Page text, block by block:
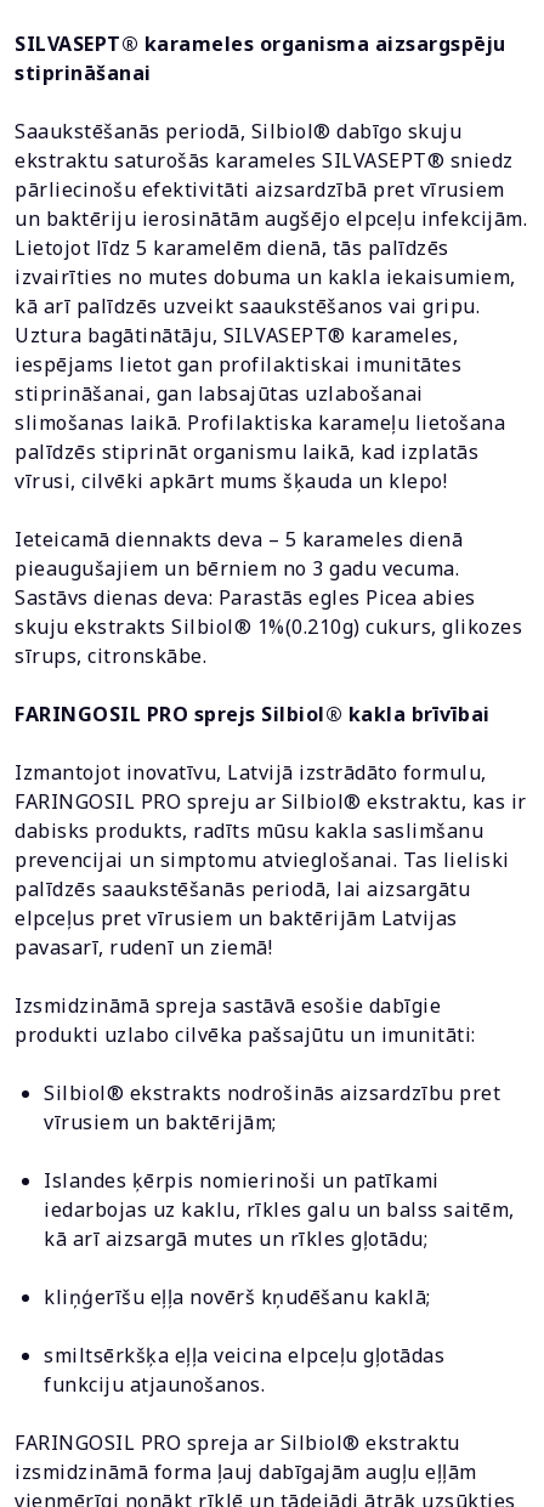
SILVASEPT® karameles organisma aizsargspēju
stiprināšanai
Saaukstēšanās periodā, Silbiol® dabīgo skuju
ekstraktu saturošās karameles SILVASEPT® sniedz
pārliecinošu efektivitāti aizsardzībā pret vīrusiem
un baktēriju ierosinātām augšējo elpceļu infekcijām.
Lietojot līdz 5 karamelēm dienā, tās palīdzēs
izvairīties no mutes dobuma un kakla iekaisumiem,
kā arī palīdzēs uzveikt saaukstēšanos vai gripu.
Uztura bagātinātāju, SILVASEPT® karameles,
iespējams lietot gan profilaktiskai imunitātes
stiprināšanai, gan labsajūtas uzlabošanai
slimošanas laikā. Profilaktiska karameļu lietošana
palīdzēs stiprināt organismu laikā, kad izplatās
vīrusi, cilvēki apkārt mums šķauda un klepo!
Ieteicamā diennakts deva – 5 karameles dienā
pieaugušajiem un bērniem no 3 gadu vecuma.
Sastāvs dienas deva: Parastās egles Picea abies
skuju ekstrakts Silbiol® 1%(0.210g) cukurs, glikozes
sīrups, citronskābe.
FARINGOSIL PRO sprejs Silbiol® kakla brīvībai
Izmantojot inovatīvu, Latvijā izstrādāto formulu,
FARINGOSIL PRO spreju ar Silbiol® ekstraktu, kas ir
dabisks produkts, radīts mūsu kakla saslimšanu
prevencijai un simptomu atvieglošanai. Tas lieliski
palīdzēs saaukstēšanās periodā, lai aizsargātu
elpceļus pret vīrusiem un baktērijām Latvijas
pavasarī, rudenī un ziemā!
Izsmidzināmā spreja sastāvā esošie dabīgie
produkti uzlabo cilvēka pašsajūtu un imunitāti:
Silbiol® ekstrakts nodrošinās aizsardzību pret
vīrusiem un baktērijām;
Islandes ķērpis nomierinoši un patīkami
iedarbojas uz kaklu, rīkles galu un balss saitēm,
kā arī aizsargā mutes un rīkles gļotādu;
kliņģerīšu eļļa novērš kņudēšanu kaklā;
smiltsērkšķa eļļa veicina elpceļu gļotādas
funkciju atjaunošanos.
FARINGOSIL PRO spreja ar Silbiol® ekstraktu
izsmidzināmā forma ļauj dabīgajām augļu eļļām
vienmērīgi nonākt rīklē un tādejādi ātrāk uzsūkties